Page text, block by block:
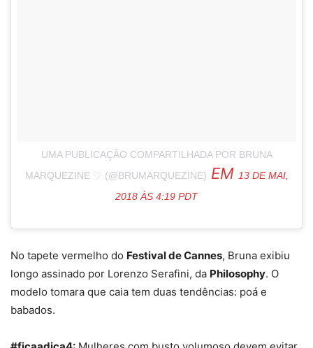
UMA PUBLICAÇÃO COMPARTILHADA POR BRUNA
MARQUEZINE ♡ (@BRUMARQUEZINE) EM 13 DE MAI,
2018 ÀS 4:19 PDT
No tapete vermelho do Festival de Cannes, Bruna exibiu
longo assinado por Lorenzo Serafini, da Philosophy. O
modelo tomara que caia tem duas tendências: poá e
babados.